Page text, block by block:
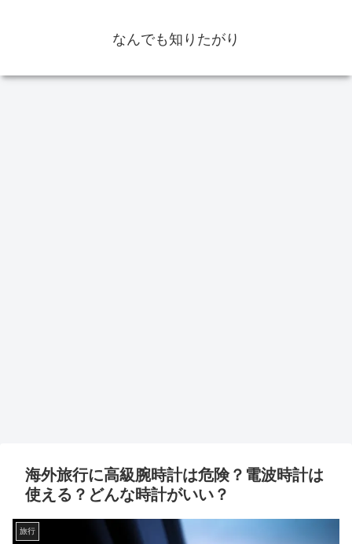
なんでも知りたがり
海外旅行に高級腕時計は危険？電波時計は
使える？どんな時計がいい？
旅行